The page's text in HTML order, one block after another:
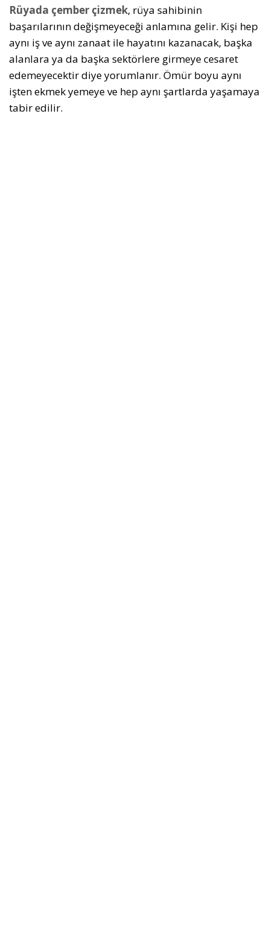
Rüyada çember çizmek, rüya sahibinin
başarılarının değişmeyeceği anlamına gelir. Kişi hep
aynı iş ve aynı zanaat ile hayatını kazanacak, başka
alanlara ya da başka sektörlere girmeye cesaret
edemeyecektir diye yorumlanır. Ömür boyu aynı
işten ekmek yemeye ve hep aynı şartlarda yaşamaya
tabir edilir.